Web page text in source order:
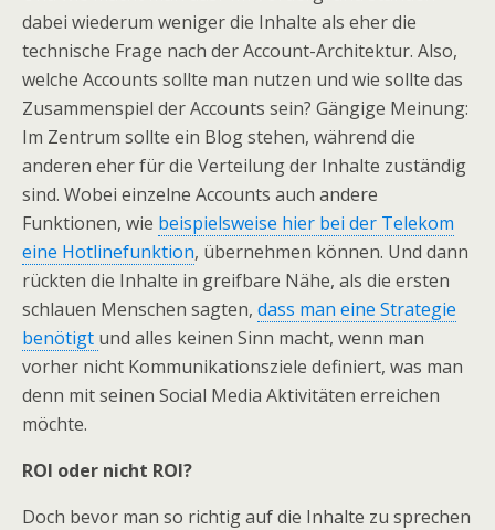
dabei wiederum weniger die Inhalte als eher die
technische Frage nach der Account-Architektur. Also,
welche Accounts sollte man nutzen und wie sollte das
Zusammenspiel der Accounts sein? Gängige Meinung:
Im Zentrum sollte ein Blog stehen, während die
anderen eher für die Verteilung der Inhalte zuständig
sind. Wobei einzelne Accounts auch andere
Funktionen, wie beispielsweise hier bei der Telekom
eine Hotlinefunktion, übernehmen können. Und dann
rückten die Inhalte in greifbare Nähe, als die ersten
schlauen Menschen sagten, dass man eine Strategie
benötigt und alles keinen Sinn macht, wenn man
vorher nicht Kommunikationsziele definiert, was man
denn mit seinen Social Media Aktivitäten erreichen
möchte.
ROI oder nicht ROI?
Doch bevor man so richtig auf die Inhalte zu sprechen